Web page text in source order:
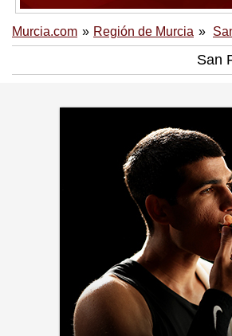
Murcia.com Región de Murcia
San